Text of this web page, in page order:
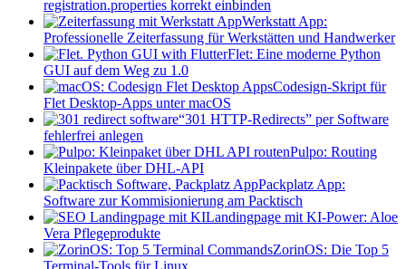
registration.properties korrekt einbinden
Werkstatt App:
Professionelle Zeiterfassung für Werkstätten und Handwerker
Flet: Eine moderne Python
GUI auf dem Weg zu 1.0
Codesign-Skript für
Flet Desktop-Apps unter macOS
“301 HTTP-Redirects” per Software
fehlerfrei anlegen
Pulpo: Routing
Kleinpakete über DHL-API
Packplatz App:
Software zur Kommisionierung am Packtisch
Landingpage mit KI-Power: Aloe
Vera Pflegeprodukte
ZorinOS: Die Top 5
Terminal-Tools für Linux